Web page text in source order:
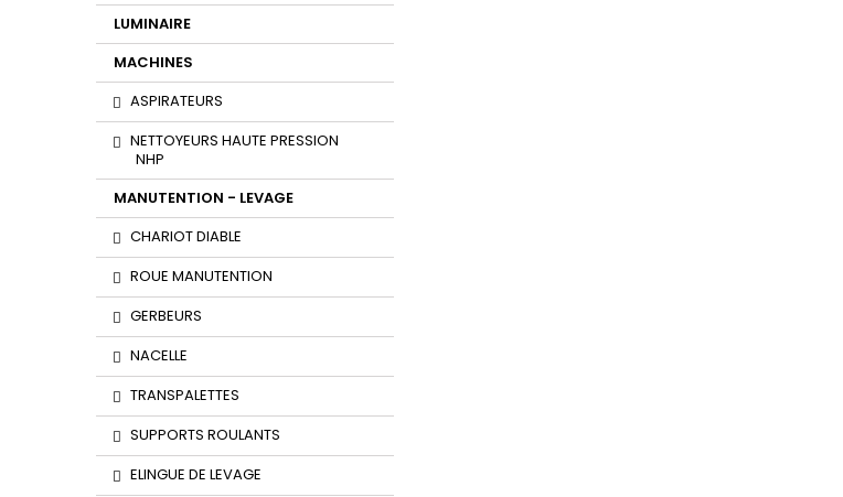
LUMINAIRE
MACHINES
ASPIRATEURS
NETTOYEURS HAUTE PRESSION
NHP
MANUTENTION - LEVAGE
CHARIOT DIABLE
ROUE MANUTENTION
GERBEURS
NACELLE
TRANSPALETTES
SUPPORTS ROULANTS
ELINGUE DE LEVAGE